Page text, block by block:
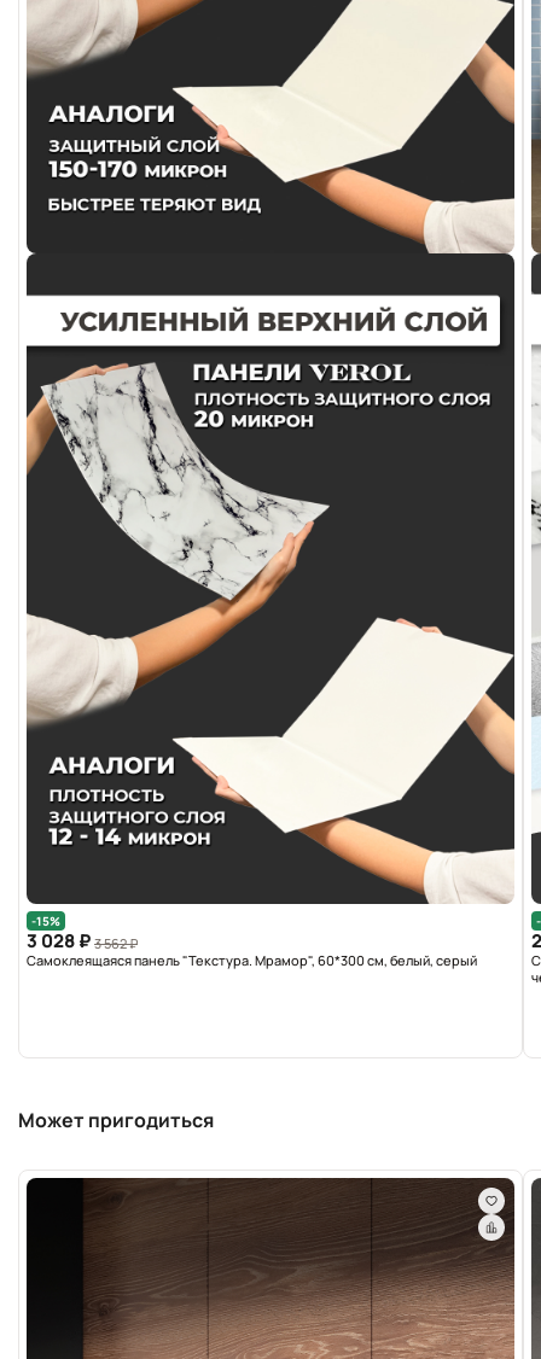
-15%
3 028 ₽ 3 562 ₽
Самоклеящаяся панель "Текстура. Мрамор", 60*300 см, белый, серый
Может пригодиться